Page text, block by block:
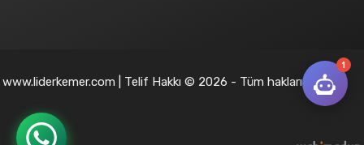
www.liderkemer.com | Telif Hakkı © 2026 - Tüm hakları saklıdır
1